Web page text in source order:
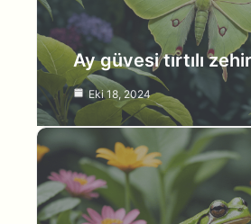
Ay güvesi tırtılı
Eki 18, 2024